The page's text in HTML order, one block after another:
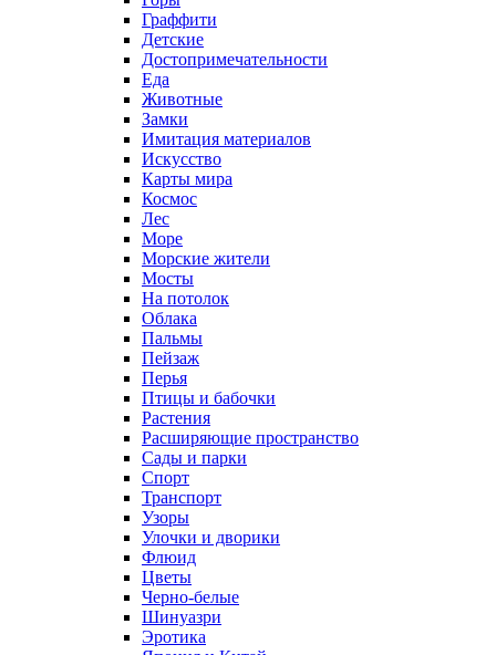
Граффити
Детские
Достопримечательности
Еда
Животные
Замки
Имитация материалов
Искусство
Карты мира
Космос
Лес
Море
Морские жители
Мосты
На потолок
Облака
Пальмы
Пейзаж
Перья
Птицы и бабочки
Растения
Расширяющие пространство
Сады и парки
Спорт
Транспорт
Узоры
Улочки и дворики
Флюид
Цветы
Черно-белые
Шинуазри
Эротика